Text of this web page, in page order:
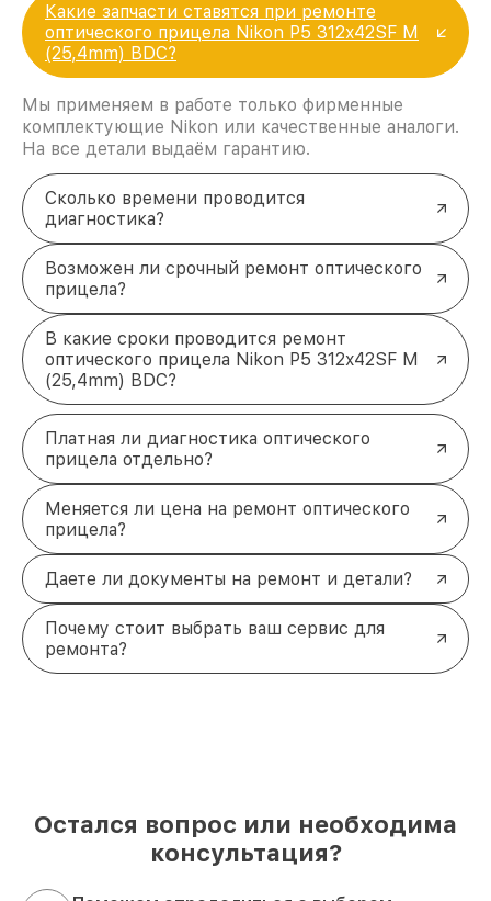
Какие запчасти ставятся при ремонте
оптического прицела Nikon P5 312x42SF M
(25,4mm) BDC?
Мы применяем в работе только фирменные
комплектующие Nikon или качественные аналоги.
На все детали выдаём гарантию.
Сколько времени проводится
диагностика?
Возможен ли срочный ремонт оптического
прицела?
В какие сроки проводится ремонт
оптического прицела Nikon P5 312x42SF M
(25,4mm) BDC?
Платная ли диагностика оптического
прицела отдельно?
Меняется ли цена на ремонт оптического
прицела?
Даете ли документы на ремонт и детали?
Почему стоит выбрать ваш сервис для
ремонта?
Остался вопрос или необходима
консультация?